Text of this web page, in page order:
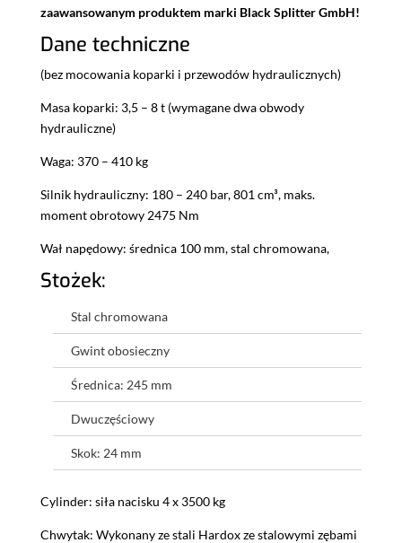
zaawansowanym produktem marki Black Splitter GmbH!
Dane techniczne
(bez mocowania koparki i przewodów hydraulicznych)
Masa koparki: 3,5 – 8 t (wymagane dwa obwody
hydrauliczne)
Waga: 370 – 410 kg
Silnik hydrauliczny: 180 – 240 bar, 801 cm³, maks.
moment obrotowy 2475 Nm
Wał napędowy: średnica 100 mm, stal chromowana,
Stożek:
Stal chromowana
Gwint obosieczny
Średnica: 245 mm
Dwuczęściowy
Skok: 24 mm
Cylinder: siła nacisku 4 x 3500 kg
Chwytak: Wykonany ze stali Hardox ze stalowymi zębami